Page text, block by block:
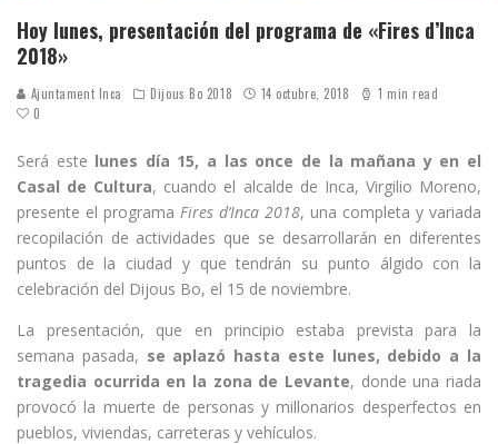
Hoy lunes, presentación del programa de «Fires d’Inca
2018»
Ajuntament Inca Dijous Bo 2018 14 octubre, 2018
1 min read
0
Será este lunes día 15, a las once de la mañana y en el
Casal de Cultura, cuando el alcalde de Inca, Virgilio Moreno,
presente el programa Fires d’Inca 2018, una completa y variada
recopilación de actividades que se desarrollarán en diferentes
puntos de la ciudad y que tendrán su punto álgido con la
celebración del Dijous Bo, el 15 de noviembre.
La presentación, que en principio estaba prevista para la
semana pasada, se aplazó hasta este lunes, debido a la
tragedia ocurrida en la zona de Levante, donde una riada
provocó la muerte de personas y millonarios desperfectos en
pueblos, viviendas, carreteras y vehículos.